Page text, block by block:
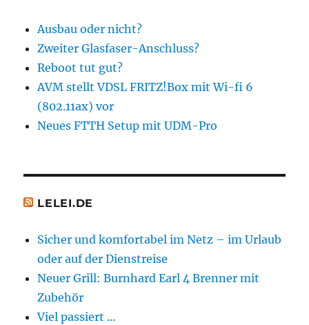
Ausbau oder nicht?
Zweiter Glasfaser-Anschluss?
Reboot tut gut?
AVM stellt VDSL FRITZ!Box mit Wi-fi 6
(802.11ax) vor
Neues FTTH Setup mit UDM-Pro
LELEI.DE
Sicher und komfortabel im Netz – im Urlaub
oder auf der Dienstreise
Neuer Grill: Burnhard Earl 4 Brenner mit
Zubehör
Viel passiert …